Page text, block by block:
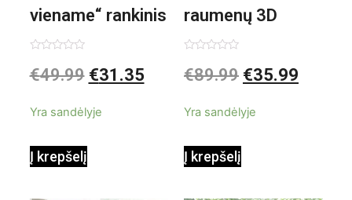
viename“ rankinis
garintuvas su
0,35 L 3 Bar
0
iš
€49.99 €31.35
Yra sandėlyje
Į krepšelį
raumenų 3D
elektrinis
Shiatsu
0
iš
€89.99 €35.99
Yra sandėlyje
Į krepšelį